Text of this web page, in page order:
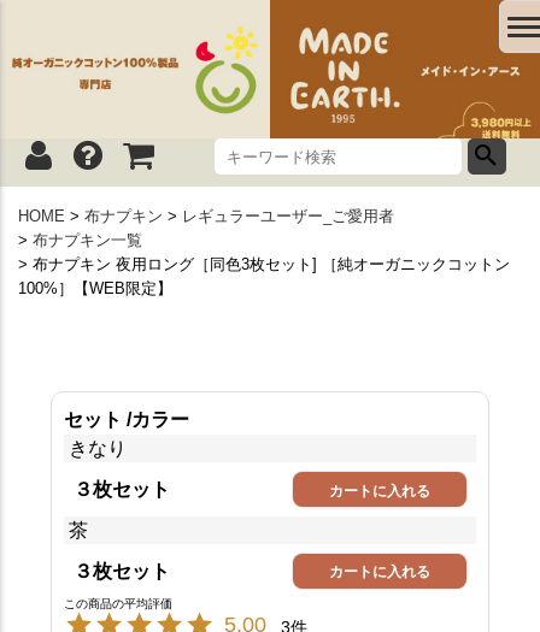
HOME 布ナプキン
レギュラーユーザー_ご愛用者
布ナプキン一覧
布ナプキン 夜用ロング［同色3枚セット] ［純オーガニックコットン
100%］【WEB限定】
セット
カラー
きなり
３枚セット
カートに入れる
茶
３枚セット
カートに入れる
5.00 3